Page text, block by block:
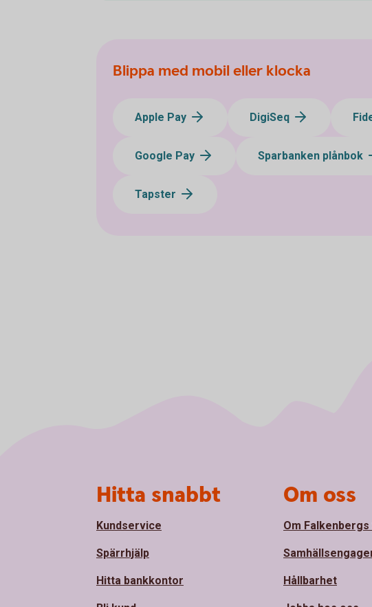
Blippa med mobil eller klocka
Apple Pay DigiSeq
Google Pay Sparbanken plånbok
Tapster
Hitta snabbt
Kundservice
Spärrhjälp
Hitta bankkontor
Om oss
Om Falkenbergs
Hållbarhet